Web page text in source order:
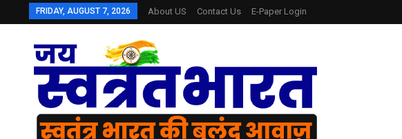
FRIDAY, AUGUST 7, 2026 About US Contact Us E-Paper Login